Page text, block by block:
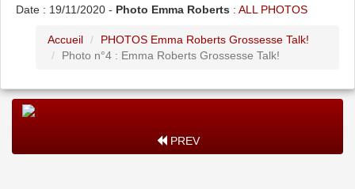
Date : 19/11/2020 - Photo Emma Roberts : ALL PHOTOS
Accueil
PHOTOS Emma Roberts Grossesse Talk!
Photo n°4 : Emma Roberts Grossesse Talk!
PREV